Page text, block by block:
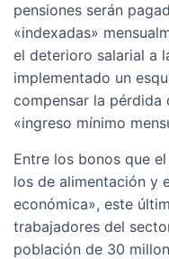
pensiones serán
«indexadas»
el deterioro salarial a
implementado un
compensar la pérdida
«ingreso mínimo
Entre los bonos que
los de alimentación y
económica», este
trabajadores del
población de 30